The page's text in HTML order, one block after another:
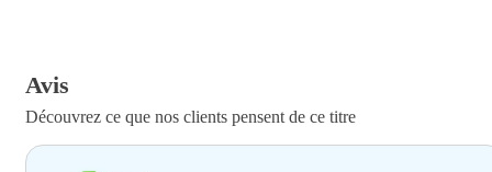
Avis
Découvrez ce que nos clients pensent de ce titre